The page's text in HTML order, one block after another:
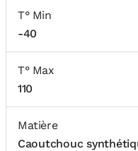
T° Min
-40
T° Max
110
Matière
Caoutchouc